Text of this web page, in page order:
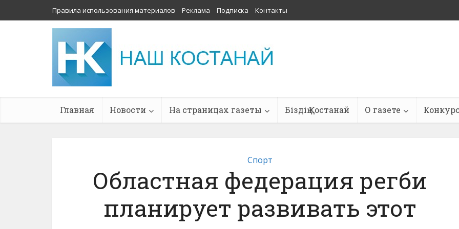
Правила использования материалов Реклама Подписка Контакты
Главная Новости На страницах газеты Біздің Қостанай О газете
Спорт
Областная федерация регби
планирует развивать этот